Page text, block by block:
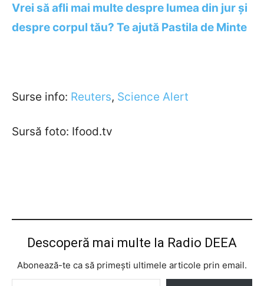
Vrei să afli mai multe despre lumea din jur și
despre corpul tău? Te ajută Pastila de Minte
Surse info: Reuters, Science Alert
Sursă foto: Ifood.tv
Descoperă mai multe la Radio DEEA
Abonează-te ca să primești ultimele articole prin email.
Tastează emailul tău...